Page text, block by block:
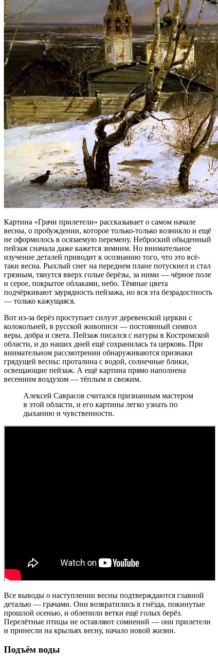
Картина «Грачи прилетели» рассказывает о самом начале
весны, о пробуждении, которое только-только возникло и ещё
не оформилось в осязаемую перемену. Неброский обыденный
пейзаж сначала даже кажется зимним. Но внимательное
изучение деталей приводит к осознанию того, что это всё-
таки весна. Рыхлый снег на переднем плане потускнел и стал
грязным, тянутся вверх голые берёзы, за ними — чёрное поле
и серое, покрытое облаками, небо. Тёмные цвета
подчёркивают заурядность пейзажа, но вся эта безрадостность
— только кажущаяся.
Вот из-за берёз проступает силуэт деревенской церкви с
колокольней, в русской живописи — постоянный символ
веры, добра и света. Пейзаж писался с натуры в Костромской
области, и до наших дней ещё сохранилась та церковь. При
внимательном рассмотрении обнаруживаются признаки
грядущей весны: проталина с водой, солнечные блики,
освещающие пейзаж. А ещё картина прямо наполнена
весенним воздухом — тёплым и свежим.
Алексей Саврасов считался признанным мастером
в этой области, и его картины легко узнать по
дыханию и чувственности.
Все выводы о наступлении весны подтверждаются главной
деталью — грачами. Они возвратились в гнёзда, покинутые
прошлой осенью, и облепили ветки ещё голых берёз.
Перелётные птицы не оставляют сомнений — они прилетели
и принесли на крыльях весну, начало новой жизни.
Подъём воды